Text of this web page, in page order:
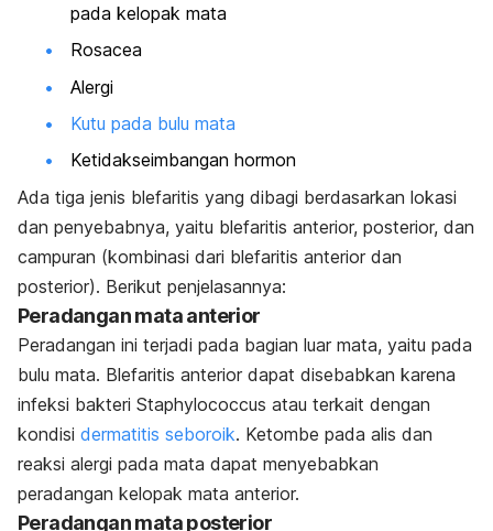
pada kelopak mata
Rosacea
Alergi
Kutu pada bulu mata
Ketidakseimbangan hormon
Ada tiga jenis blefaritis yang dibagi berdasarkan lokasi
dan penyebabnya, yaitu blefaritis anterior, posterior, dan
campuran (kombinasi dari blefaritis anterior dan
posterior). Berikut penjelasannya:
Peradangan mata anterior
Peradangan ini terjadi pada bagian luar mata, yaitu pada
bulu mata. Blefaritis anterior dapat disebabkan karena
infeksi bakteri Staphylococcus atau terkait dengan
kondisi dermatitis seboroik. Ketombe pada alis dan
reaksi alergi pada mata dapat menyebabkan
peradangan kelopak mata anterior.
Peradangan mata posterior